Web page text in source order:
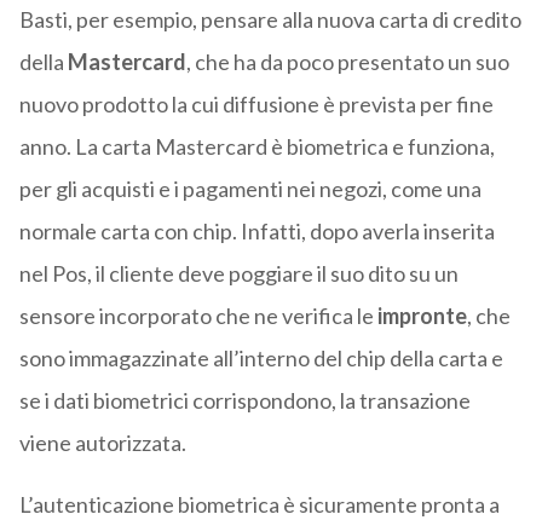
Basti, per esempio, pensare alla nuova carta di credito
della Mastercard, che ha da poco presentato un suo
nuovo prodotto la cui diffusione è prevista per fine
anno. La carta Mastercard è biometrica e funziona,
per gli acquisti e i pagamenti nei negozi, come una
normale carta con chip. Infatti, dopo averla inserita
nel Pos, il cliente deve poggiare il suo dito su un
sensore incorporato che ne verifica le impronte, che
sono immagazzinate all’interno del chip della carta e
se i dati biometrici corrispondono, la transazione
viene autorizzata.
L’autenticazione biometrica è sicuramente pronta a